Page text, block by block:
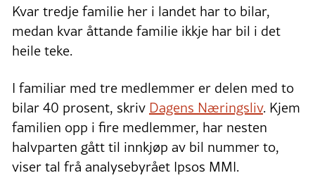
Kvar tredje familie her i landet har to bilar,
medan kvar åttande familie ikkje har bil i det
heile teke.
I familiar med tre medlemmer er delen med to
bilar 40 prosent, skriv Dagens Næringsliv. Kjem
familien opp i fire medlemmer, har nesten
halvparten gått til innkjøp av bil nummer to,
viser tal frå analysebyrået Ipsos MMI.